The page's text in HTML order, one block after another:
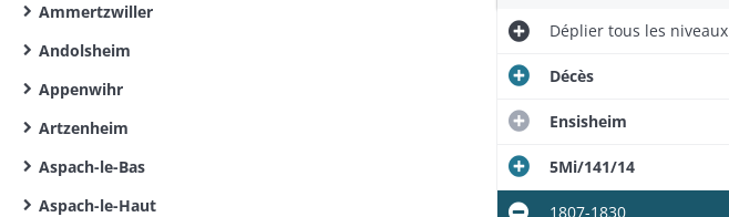
Ammertzwiller
Andolsheim
Appenwihr
Artzenheim
Aspach-le-Bas
Aspach-le-Haut
Dépliertous les niveaux
Décès
Ensisheim
5Mi/141/14
1807-1830